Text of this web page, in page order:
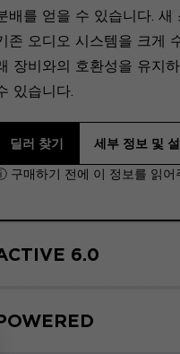
배를 얻을 수 있습니다. 새
존 오디오 시스템을 크게
장비와의 호환성을 유지
있습니다.
딜러 찾기 세부 정보 및 설
구매하기 전에 이 정보를 읽어
6.0